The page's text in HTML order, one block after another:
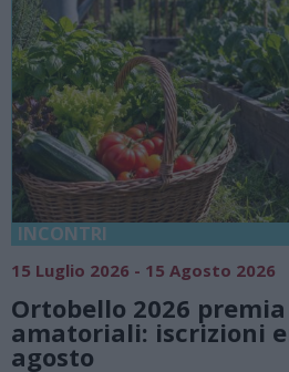
15
18 Luglio 2026 -
Vivi
natura e
Lago di